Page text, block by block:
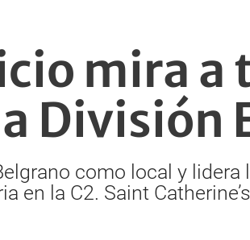
mira a
División
como local y
en la C2. Saint